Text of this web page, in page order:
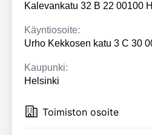
Kalevankatu 32 B 22 00100
Käyntiosoite:
Urho Kekkosen katu 3 C 30
Kaupunki:
Helsinki
Toimiston osoite